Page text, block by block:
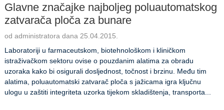
Glavne značajke najboljeg poluautomatskog
zatvarača ploča za bunare
od administratora dana 25.04.2015.
Laboratoriji u farmaceutskom, biotehnološkom i kliničkom
istraživačkom sektoru ovise o pouzdanim alatima za obradu
uzoraka kako bi osigurali dosljednost, točnost i brzinu. Među tim
alatima, poluautomatski zatvarač ploča s jažicama igra ključnu
ulogu u zaštiti integriteta uzorka tijekom skladištenja, transporta...